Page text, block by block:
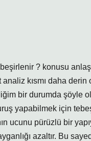
? konusu
analiz kısmı daha
bir durumda şöyle
yapabilmek için
ucunu pürüzlü bir
azaltır. Bu